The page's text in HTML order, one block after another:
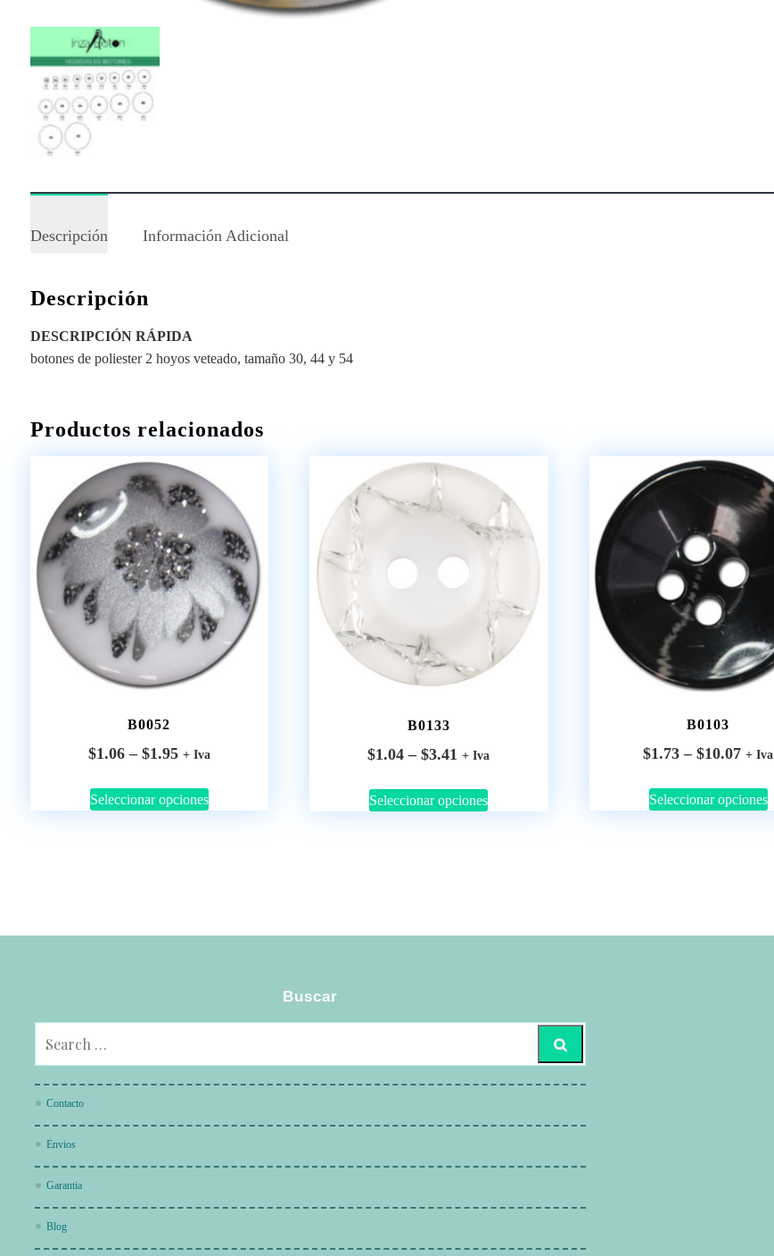
Descripción Información Adicional
Descripción
DESCRIPCIÓN RÁPIDA
botones de poliester 2 hoyos veteado, tamaño 30, 44 y 54
Productos relacionados
B0052
$1.06 – $1.95 + Iva
Seleccionar opciones
B0133
$1.04 – $3.41 + Iva
Seleccionar opciones
B0103
$1.73 – $10.07 + Iva
Seleccionar opciones
Buscar
Contacto
Envios
Garantia
Blog